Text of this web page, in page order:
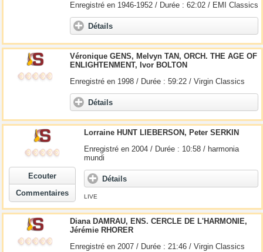
Enregistré en 1946-1952 / Durée : 62:02 / EMI Classics
Détails
Véronique GENS, Melvyn TAN, ORCH. THE AGE OF
ENLIGHTENMENT, Ivor BOLTON
Enregistré en 1998 / Durée : 59:22 / Virgin Classics
Détails
Ecouter
Commentaires
Lorraine HUNT LIEBERSON, Peter SERKIN
Enregistré en 2004 / Durée : 10:58 / harmonia
mundi
Détails
LIVE
Diana DAMRAU, ENS. CERCLE DE L'HARMONIE,
Jérémie RHORER
Enregistré en 2007 / Durée : 21:46 / Virgin Classics